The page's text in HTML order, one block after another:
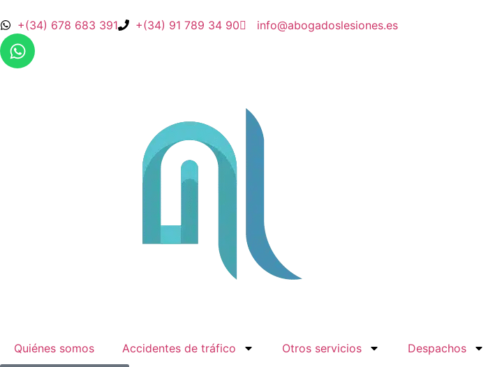
+(34) 678 683 391 +(34) 91 789 34 90 info@abogadoslesiones.es
Quiénes somos Accidentes de tráfico Otros servicios Despachos